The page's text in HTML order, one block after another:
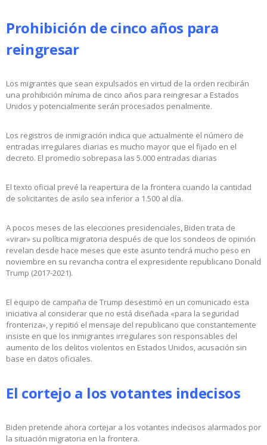
Prohibición de cinco años para
reingresar
Los migrantes que sean expulsados en virtud de la orden recibirán
una prohibición mínima de cinco años para reingresar a Estados
Unidos y potencialmente serán procesados penalmente.
Los registros de inmigración indica que actualmente el número de
entradas irregulares diarias es mucho mayor que el fijado en el
decreto. El promedio sobrepasa las 5.000 entradas diarias
El texto oficial prevé la reapertura de la frontera cuando la cantidad
de solicitantes de asilo sea inferior a 1.500 al día.
A pocos meses de las elecciones presidenciales, Biden trata de
«virar» su política migratoria después de que los sondeos de opinión
revelan desde hace meses que este asunto tendrá mucho peso en
noviembre en su revancha contra el expresidente republicano Donald
Trump (2017-2021).
El equipo de campaña de Trump desestimó en un comunicado esta
iniciativa al considerar que no está diseñada «para la seguridad
fronteriza», y repitió el mensaje del republicano que constantemente
insiste en que los inmigrantes irregulares son responsables del
aumento de los delitos violentos en Estados Unidos, acusación sin
base en datos oficiales.
El cortejo a los votantes indecisos
Biden pretende ahora cortejar a los votantes indecisos alarmados por
la situación migratoria en la frontera.